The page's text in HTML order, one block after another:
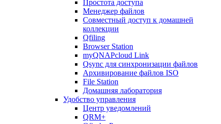
Простота доступа
Менеджер файлов
Совместный доступ к домашней
коллекции
Qfiling
Browser Station
myQNAPcloud Link
Qsync для синхронизации файлов
Архивирование файлов ISO
File Station
Домашняя лаборатория
Удобство управления
Центр уведомлений
QRM+